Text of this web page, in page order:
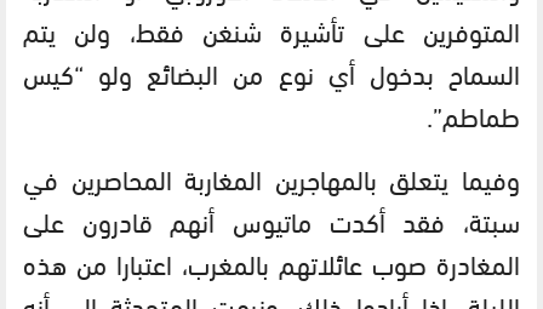
المتوفرين على تأشيرة شنغن فقط، ولن يتم
السماح بدخول أي نوع من البضائع ولو “كيس
طماطم”.
وفيما يتعلق بالمهاجرين المغاربة المحاصرين في
سبتة، فقد أكدت ماتيوس أنهم قادرون على
المغادرة صوب عائلاتهم بالمغرب، اعتبارا من هذه